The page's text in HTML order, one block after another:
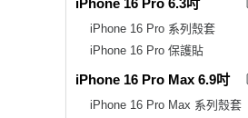
iPhone 16 Pro 系列殼套
iPhone 16 Pro 保護貼
iPhone 16 Pro Max 6.9吋
iPhone 16 Pro Max 系列殼套